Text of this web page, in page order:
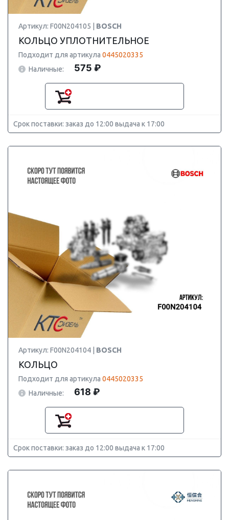
Артикул: F00N204105 | BOSCH
КОЛЬЦО УПЛОТНИТЕЛЬНОЕ
Подходит для артикула 0445020335
Наличные:
575 ₽
Срок поставки: заказ до 12:00 выдача к 17:00
Артикул: F00N204104 | BOSCH
КОЛЬЦО
Подходит для артикула 0445020335
Наличные:
618 ₽
Срок поставки: заказ до 12:00 выдача к 17:00